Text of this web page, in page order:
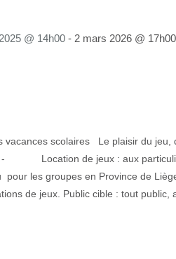
@ 14h00- 2 mars 2026 @ 17h00
vacances scolaires Le plaisir du jeu,
- Location de jeux : aux
pour les groupes en Province
de jeux. Public cible : tout public,